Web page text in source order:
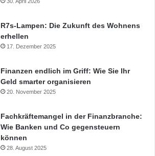
R7s-Lampen: Die Zukunft des Wohnens
erhellen
17. Dezember 2025
Finanzen endlich im Griff: Wie Sie Ihr
Geld smarter organisieren
20. November 2025
Fachkräftemangel in der Finanzbranche:
Wie Banken und Co gegensteuern
können
28. August 2025